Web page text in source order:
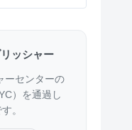
ッシャー
ーセンターの
）を通過し
。